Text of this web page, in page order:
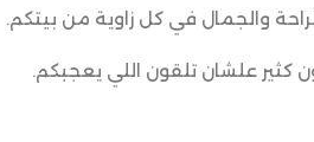
والجمال في كل زاوية من بيتكم.
كثير علشان تلقون اللي يعجبكم.